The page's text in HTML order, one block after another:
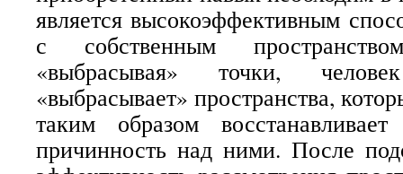
является высокоэффективным
с собственным
«выбрасывая» точки,
«выбрасывает» пространства,
таким образом
причинность над ними. После